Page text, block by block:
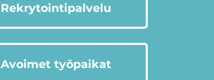
Rekrytointipalvelu
Avoimet työpaikat